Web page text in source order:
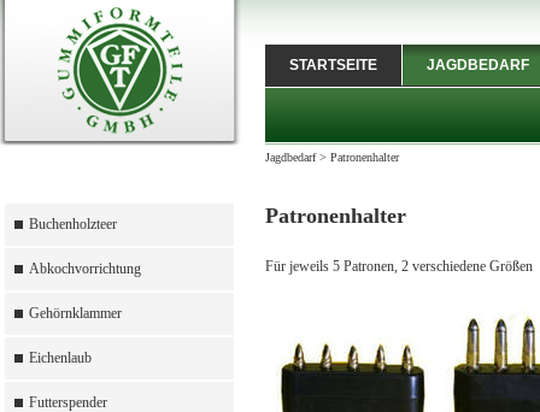
Buchenholzteer
Abkochvorrichtung
Gehörnklammer
Eichenlaub
Futterspender
STARTSEITE JAGDBEDARF
Jagdbedarf> Patronenhalter
Patronenhalter
Für jeweils 5 Patronen, 2 verschiedene